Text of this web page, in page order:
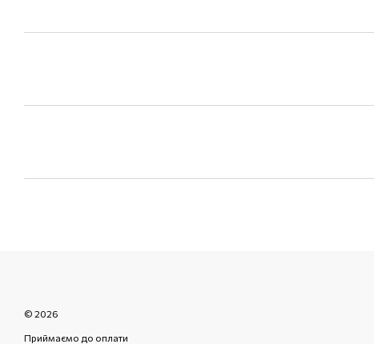
© 2026
Приймаємо до оплати